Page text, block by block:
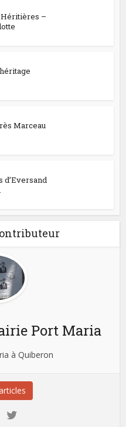
Héritières –
Marceau
d’Eversand
Port Maria
à Quiberon